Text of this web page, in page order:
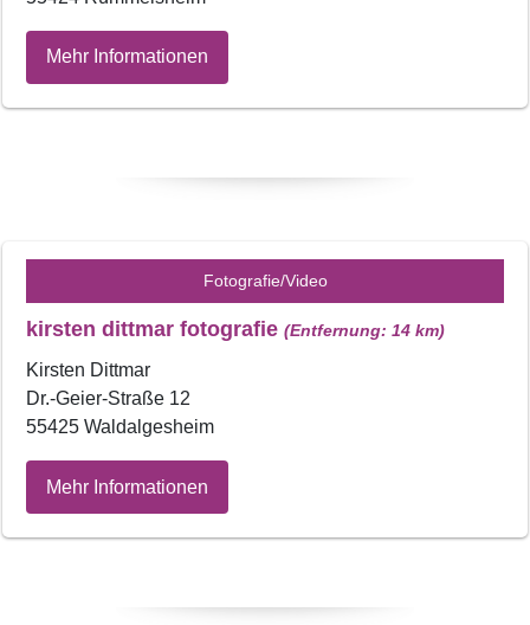
Mehr Informationen
Fotografie/Video
kirsten dittmar fotografie (Entfernung: 14 km)
Kirsten Dittmar
Dr.-Geier-Straße 12
55425 Waldalgesheim
Mehr Informationen